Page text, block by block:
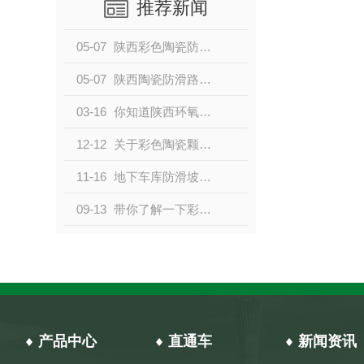
推荐新闻
05-07 陕西彩色陶瓷防滑路面的防滑效果是怎么来的？
05-07 陕西陶瓷防滑路面施工时应注意哪些事项（二）
03-16 你知道陕西环氧树脂地坪工程质量要怎么检测么？
12-12 关于彩色陶瓷颗粒防滑路面你知道都有哪些特点么
11-16 地下车库防滑坡道施工工艺要点有哪些你知道么？
09-13 带你了解一下彩色陶瓷防滑路面的施工要求
产品中心 直通车 新闻资讯